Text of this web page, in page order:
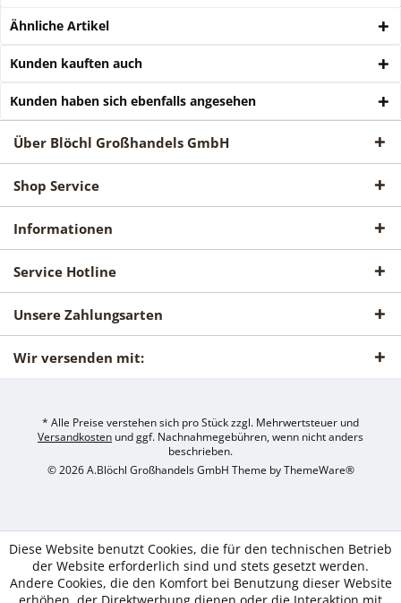
Ähnliche Artikel
Kunden kauften auch
Kunden haben sich ebenfalls angesehen
Über Blöchl Großhandels GmbH
Shop Service
Informationen
Service Hotline
Unsere Zahlungsarten
Wir versenden mit:
* Alle Preise verstehen sich pro Stück zzgl. Mehrwertsteuer und
Versandkosten und ggf. Nachnahmegebühren, wenn nicht anders
beschrieben.
© 2026 A.Blöchl Großhandels GmbH Theme byThemeWare®
Diese Website benutzt Cookies, die für den technischen Betrieb
der Website erforderlich sind und stets gesetzt werden.
Andere Cookies, die den Komfort bei Benutzung dieser Website